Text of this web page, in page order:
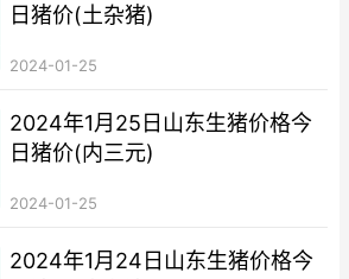
日猪价(土杂猪)
2024-01-25
2024年1月25日山东生猪价格今
日猪价(内三元)
2024-01-25
2024年1月24日山东生猪价格今